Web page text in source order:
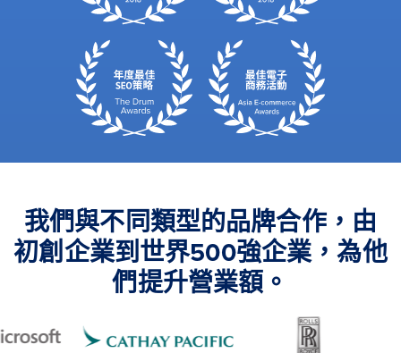
我們與不同類型的品牌合作，由
初創企業到世界500強企業，為他
們提升營業額。